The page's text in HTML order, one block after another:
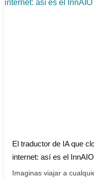
El traductor de IA que
internet: así es el
Imaginas viajar a